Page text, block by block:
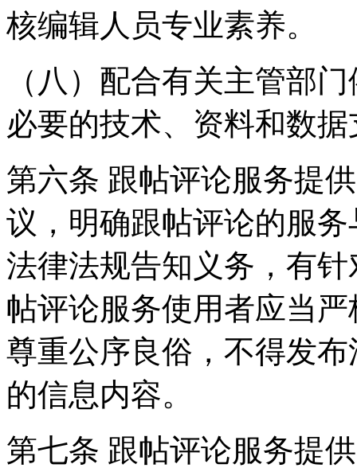
核编辑人员专业素养。
（八）配合有关主管部
必要的技术、资料和数
第六条 跟帖评论服务提
议，明确跟帖评论的服
法律法规告知义务，有
帖评论服务使用者应当
尊重公序良俗，不得发
的信息内容。
第七条 跟帖评论服务提